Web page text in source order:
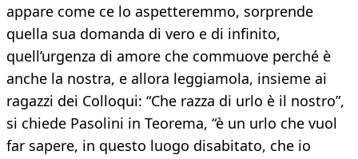
appare come ce lo aspetteremmo, sorprende
quella sua domanda di vero e di infinito,
quell’urgenza di amore che commuove perché è
anche la nostra, e allora leggiamola, insieme ai
ragazzi dei Colloqui: “Che razza di urlo è il nostro”,
si chiede Pasolini in Teorema, “è un urlo che vuol
far sapere, in questo luogo disabitato, che io